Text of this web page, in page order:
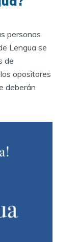
personas
Lengua se
de
opositores
deberán